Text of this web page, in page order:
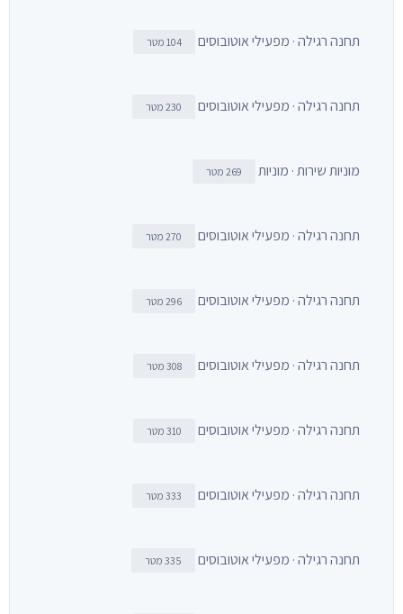
תחנה רגילה · מפעילי אוטובוסים 104 מטר
תחנה רגילה · מפעילי אוטובוסים 230 מטר
מוניות שירות · מוניות 269 מטר
תחנה רגילה · מפעילי אוטובוסים 270 מטר
תחנה רגילה · מפעילי אוטובוסים 296 מטר
תחנה רגילה · מפעילי אוטובוסים 308 מטר
תחנה רגילה · מפעילי אוטובוסים 310 מטר
תחנה רגילה · מפעילי אוטובוסים 333 מטר
תחנה רגילה · מפעילי אוטובוסים 335 מטר